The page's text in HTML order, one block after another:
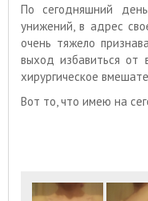
По сегодняшний
унижений, в адрес
очень тяжело
выход избавиться от
хирургическое
Вот то, что имею на